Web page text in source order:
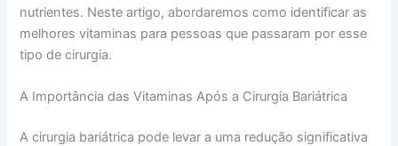
nutrientes. Neste artigo, abordaremos como identificar as
melhores vitaminas para pessoas que passaram por esse
tipo de cirurgia.
A Importância das Vitaminas Após a Cirurgia Bariátrica
A cirurgia bariátrica pode levar a uma redução significativa